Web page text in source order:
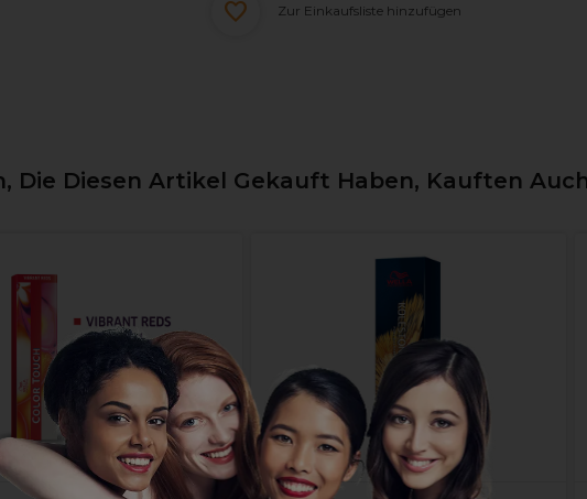
Zur Einkaufsliste hinzufügen
Die Diesen Artikel Gekauft Haben, Kauften